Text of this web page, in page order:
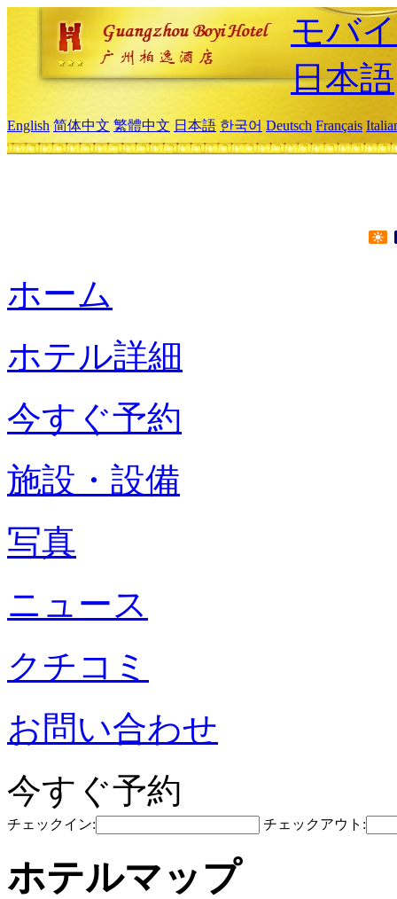
モバ
日本語
English 简体中文 繁體中文 日本語 한국어 Deutsch Français
ホーム
ホテル詳細
今すぐ予約
施設・設備
写真
ニュース
クチコミ
お問い合わせ
今すぐ予約
チェックイン: チェックアウト:
ホテルマップ